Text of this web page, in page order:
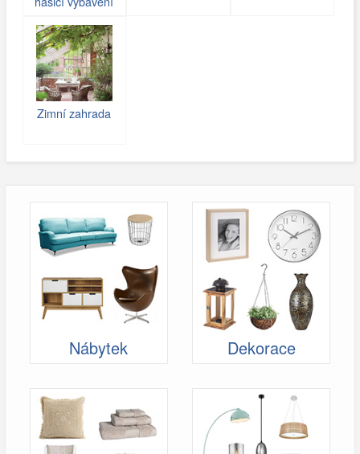
Zimní zahrada
Nábytek Dekorace